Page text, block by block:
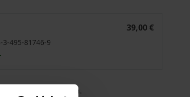
39,00 €
3-495-81746-9
an der Kasse variieren.